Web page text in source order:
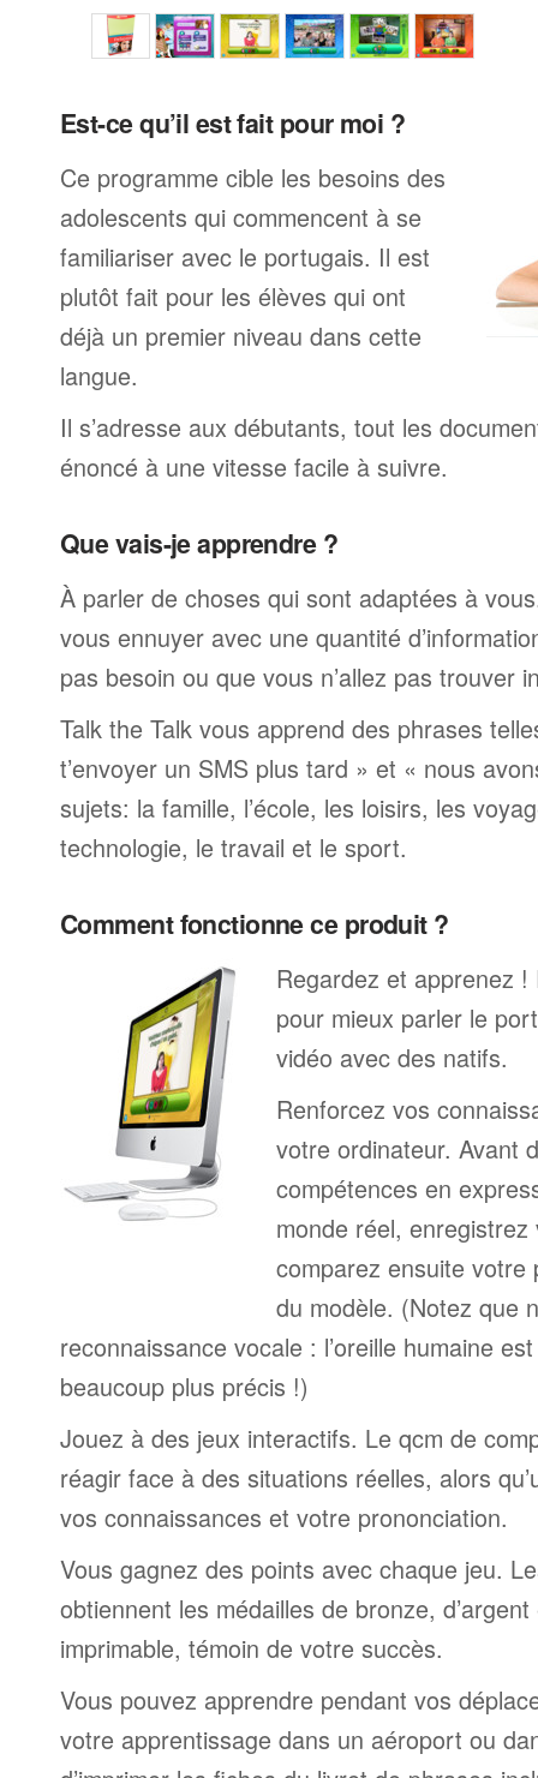
Est-ce qu’il est fait pour moi ?
Ce programme cible les besoins des
adolescents qui commencent à se
familiariser avec le portugais. Il est
plutôt fait pour les élèves qui ont
déjà un premier niveau dans cette
langue.
Il s’adresse aux débutants, tout les
énoncé à une vitesse facile à suivre.
Que vais-je apprendre ?
À parler de choses qui sont adaptées à
vous ennuyer avec une quantité
pas besoin ou que vous n’allez pas trouver
Talk the Talk vous apprend des phrases
t’envoyer un SMS plus tard » et « nous
sujets: la famille, l’école, les loisirs, les
technologie, le travail et le sport.
Comment fonctionne ce produit ?
Regardez et apprenez
pour mieux parler le
vidéo avec des natifs.
Renforcez vos
votre ordinateur. Avant
compétences en
monde réel,
comparez ensuite votre
du modèle. (Notez que
reconnaissance vocale : l’oreille humaine
beaucoup plus précis !)
Jouez à des jeux interactifs. Le qcm de
réagir face à des situations réelles, alors
vos connaissances et votre prononciation.
Vous gagnez des points avec chaque jeu.
obtiennent les médailles de bronze,
imprimable, témoin de votre succès.
Vous pouvez apprendre pendant vos
votre apprentissage dans un aéroport ou